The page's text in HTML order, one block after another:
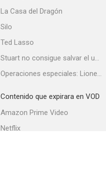
La Casa del Dragón
Silo
Ted Lasso
Stuart no consigue salvar el universo
Operaciones especiales: Lioness
Contenido que expirara en VOD
Amazon Prime Video
Netflix